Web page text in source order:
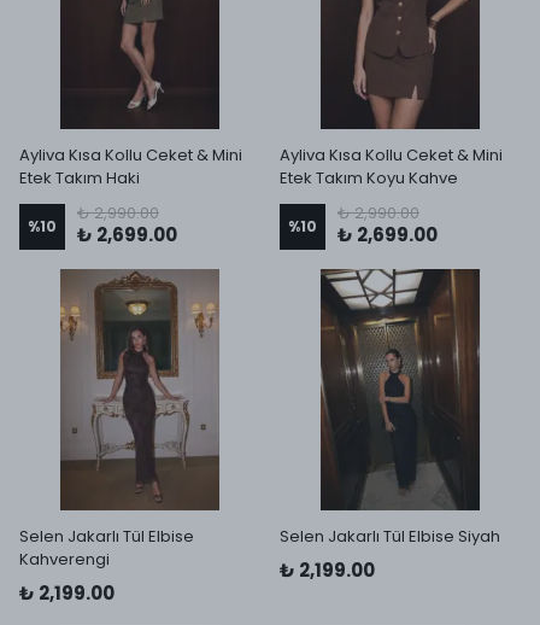
Ayliva Kısa Kollu Ceket & Mini
Etek Takım Haki
%10
₺ 2,990.00
₺ 2,699.00
Ayliva Kısa Kollu Ceket & Mini
Etek Takım Koyu Kahve
%10
₺ 2,990.00
₺ 2,699.00
Selen Jakarlı Tül Elbise
Kahverengi
₺ 2,199.00
Selen Jakarlı Tül Elbise Siyah
₺ 2,199.00